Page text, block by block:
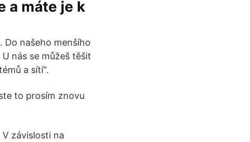
a máte je k
Do našeho menšího
nás se můžeš těšit
a sítí".
to prosím znovu
závislosti na